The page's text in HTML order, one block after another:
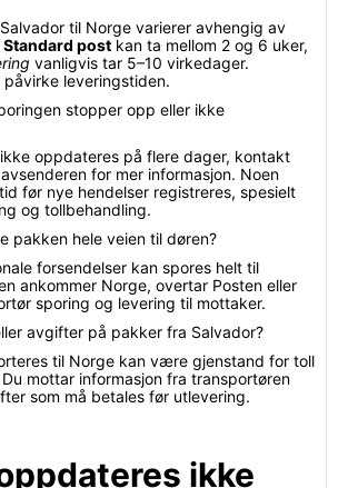
til Norge varierer avhengig av
Standard post kan ta mellom 2 og 6 uker,
vanligvis tar 5–10 virkedager.
leveringstiden.
stopper opp eller ikke
oppdateres på flere dager, kontakt
for mer informasjon. Noen
før nye hendelser registreres, spesielt
og tollbehandling.
pakken hele veien til døren?
forsendelser kan spores helt til
ankommer Norge, overtar Posten eller
sporing og levering til mottaker.
avgifter på pakker fra Salvador?
til Norge kan være gjenstand for toll
mottar informasjon fra transportøren
som må betales før utlevering.
ikke